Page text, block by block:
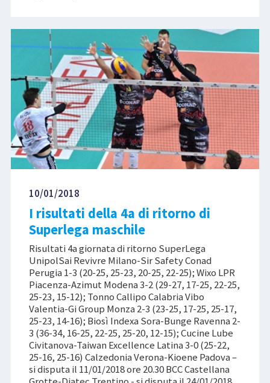
10/01/2018
I risultati della 4a di ritorno di
Superlega maschile
Risultati 4a giornata di ritorno SuperLega
UnipolSai Revivre Milano-Sir Safety Conad
Perugia 1-3 (20-25, 25-23, 20-25, 22-25); Wixo LPR
Piacenza-Azimut Modena 3-2 (29-27, 17-25, 22-25,
25-23, 15-12); Tonno Callipo Calabria Vibo
Valentia-Gi Group Monza 2-3 (23-25, 17-25, 25-17,
25-23, 14-16); Biosì Indexa Sora-Bunge Ravenna 2-
3 (36-34, 16-25, 22-25, 25-20, 12-15); Cucine Lube
Civitanova-Taiwan Excellence Latina 3-0 (25-22,
25-16, 25-16) Calzedonia Verona-Kioene Padova –
si disputa il 11/01/2018 ore 20.30 BCC Castellana